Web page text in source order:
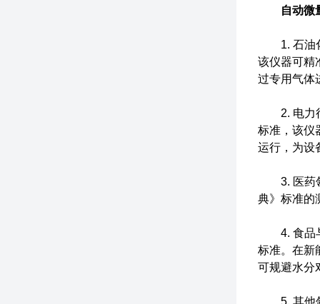
自动微
1. 石油化
该仪器可精
过专用气体
2. 电力行
标准，该仪
运行，为设
3. 医药领
典》标准的
4. 食品与
标准。在新
可规避水分
5. 其他领